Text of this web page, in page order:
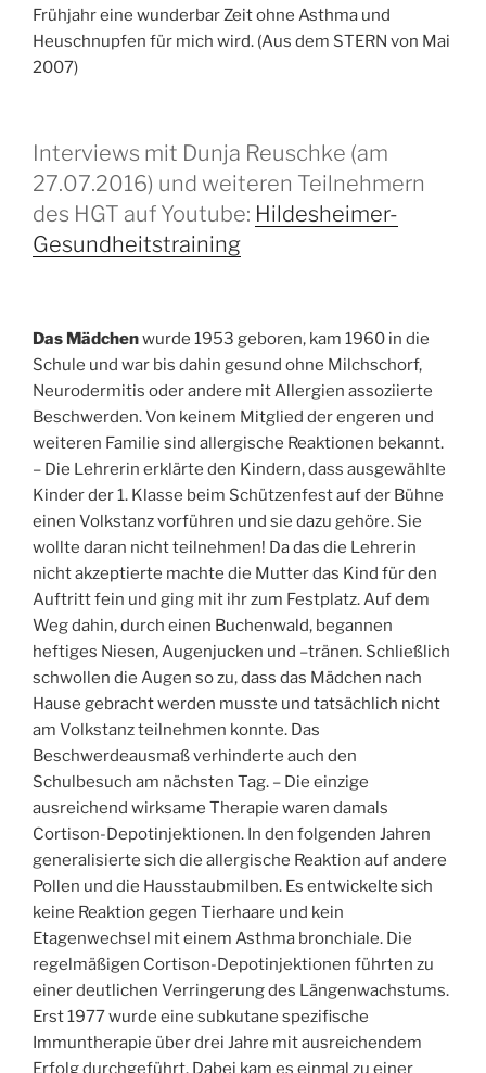
Frühjahr eine wunderbar Zeit ohne Asthma und
Heuschnupfen für mich wird. (Aus dem STERN von Mai
2007)
Interviews mit Dunja Reuschke (am
27.07.2016) und weiteren Teilnehmern
des HGT auf Youtube: Hildesheimer-
Gesundheitstraining
Das Mädchenwurde 1953 geboren, kam 1960 in die
Schule und war bis dahin gesund ohne Milchschorf,
Neurodermitis oder andere mit Allergien assoziierte
Beschwerden. Von keinem Mitglied der engeren und
weiteren Familie sind allergische Reaktionen bekannt.
– Die Lehrerin erklärte den Kindern, dass ausgewählte
Kinder der 1. Klasse beim Schützenfest auf der Bühne
einen Volkstanz vorführen und sie dazu gehöre. Sie
wollte daran nicht teilnehmen! Da das die Lehrerin
nicht akzeptierte machte die Mutter das Kind für den
Auftritt fein und ging mit ihr zum Festplatz. Auf dem
Weg dahin, durch einen Buchenwald, begannen
heftiges Niesen, Augenjucken und –tränen. Schließlich
schwollen die Augen so zu, dass das Mädchen nach
Hause gebracht werden musste und tatsächlich nicht
am Volkstanz teilnehmen konnte. Das
Beschwerdeausmaß verhinderte auch den
Schulbesuch am nächsten Tag. – Die einzige
ausreichend wirksame Therapie waren damals
Cortison-Depotinjektionen. In den folgenden Jahren
generalisierte sich die allergische Reaktion auf andere
Pollen und die Hausstaubmilben. Es entwickelte sich
keine Reaktion gegen Tierhaare und kein
Etagenwechsel mit einem Asthma bronchiale. Die
regelmäßigen Cortison-Depotinjektionen führten zu
einer deutlichen Verringerung des Längenwachstums.
Erst 1977 wurde eine subkutane spezifische
Immuntherapie über drei Jahre mit ausreichendem
Erfolg durchgeführt. Dabei kam es einmal zu einer